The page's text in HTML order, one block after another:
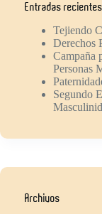
Entradas recientes
Tejiendo
Derechos
Campaña
Personas
Segundo
Archivos